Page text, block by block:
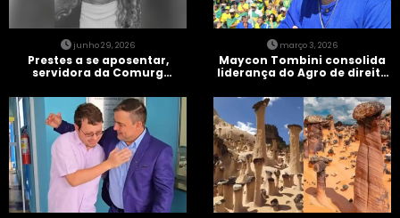
junho 29, 2026
Prestes a se aposentar,
servidora da Comurg
entra em protocolo de
morte encefálica
março 3, 2026
Maycon Tombini consolida
liderança do Agro de direita
Brasil” em Goiânia